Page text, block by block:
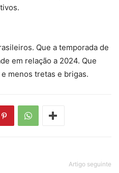
Que a temporada de
em relação a 2024. Que
menos tretas e brigas.
Artigo seguinte